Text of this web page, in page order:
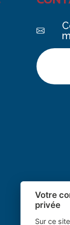
Votre
privée
Sur ce